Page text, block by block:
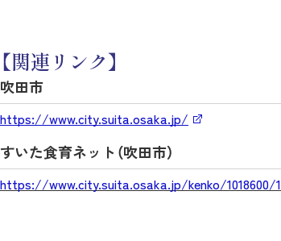
【関連リンク】
吹田市
https://www.city.suita.osaka.jp/
すいた食育ネット（吹田市）
https://www.city.suita.osaka.jp/kenko/1018600/